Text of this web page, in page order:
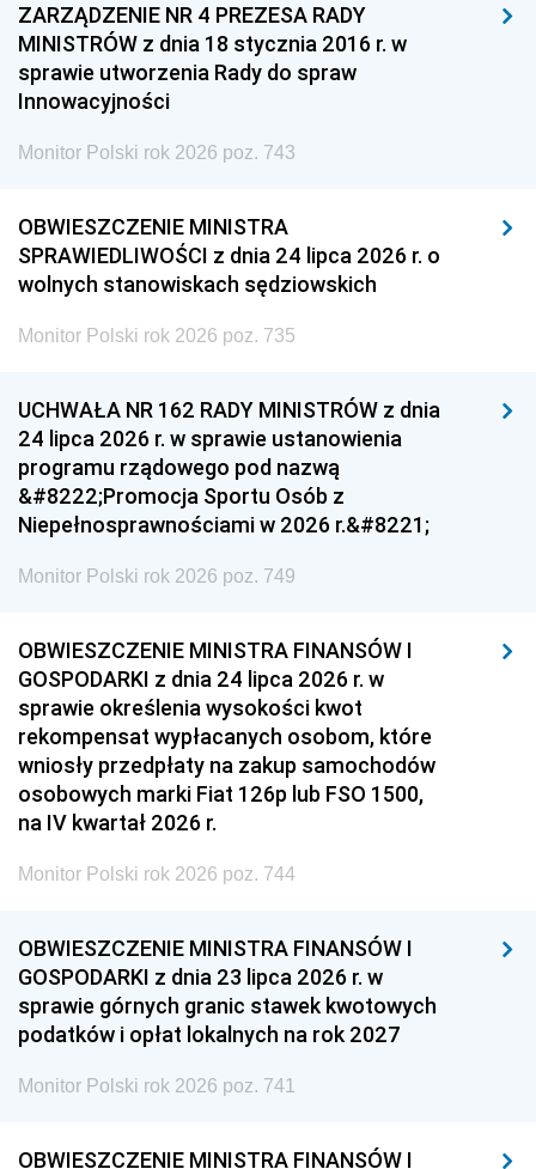
ZARZĄDZENIE NR 4 PREZESA RADY
MINISTRÓW z dnia 18 stycznia 2016 r. w
sprawie utworzenia Rady do spraw
Innowacyjności
Monitor Polski rok 2026 poz. 743
OBWIESZCZENIE MINISTRA
SPRAWIEDLIWOŚCI z dnia 24 lipca 2026 r. o
wolnych stanowiskach sędziowskich
Monitor Polski rok 2026 poz. 735
UCHWAŁA NR 162 RADY MINISTRÓW z dnia
24 lipca 2026 r. w sprawie ustanowienia
programu rządowego pod nazwą
&#8222;Promocja Sportu Osób z
Niepełnosprawnościami w 2026 r.&#8221;
Monitor Polski rok 2026 poz. 749
OBWIESZCZENIE MINISTRA FINANSÓW I
GOSPODARKI z dnia 24 lipca 2026 r. w
sprawie określenia wysokości kwot
rekompensat wypłacanych osobom, które
wniosły przedpłaty na zakup samochodów
osobowych marki Fiat 126p lub FSO 1500,
na IV kwartał 2026 r.
Monitor Polski rok 2026 poz. 744
OBWIESZCZENIE MINISTRA FINANSÓW I
GOSPODARKI z dnia 23 lipca 2026 r. w
sprawie górnych granic stawek kwotowych
podatków i opłat lokalnych na rok 2027
Monitor Polski rok 2026 poz. 741
OBWIESZCZENIE MINISTRA FINANSÓW I